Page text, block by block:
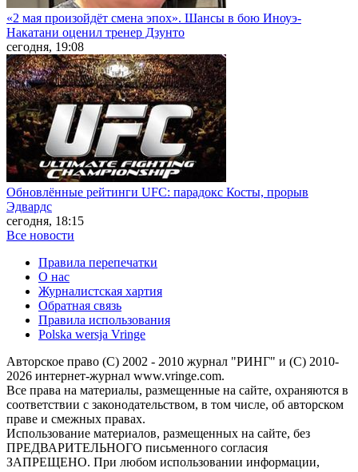
«2 мая произойдёт смена эпох». Шансы в бою Иноуэ-
Накатани оценил тренер Дзунто
сегодня, 19:08
Обновлённые рейтинги UFC: парадокс Косты, прорыв
Эдвардс
сегодня, 18:15
Все новости
Правила перепечатки
О нас
Журналистская хартия
Обратная связь
Правила использования
Polska wersja Vringe
Авторское право (С) 2002 - 2010 журнал "РИНГ" и (С) 2010-
2026 интернет-журнал www.vringe.com.
Все права на материалы, размещенные на сайте, охраняются в
соответствии с законодательством, в том числе, об авторском
праве и смежных правах.
Использование материалов, размещенных на сайте, без
ПРЕДВАРИТЕЛЬНОГО письменного согласия
ЗАПРЕЩЕНО. При любом использовании информации,